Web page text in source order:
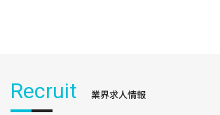
Recruit 業界求人情報